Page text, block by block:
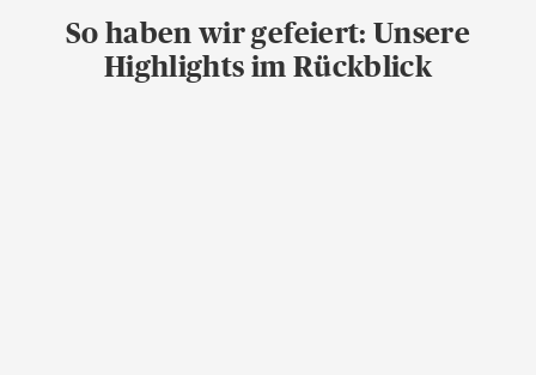
So haben wir gefeiert: Unsere
Highlights im Rückblick